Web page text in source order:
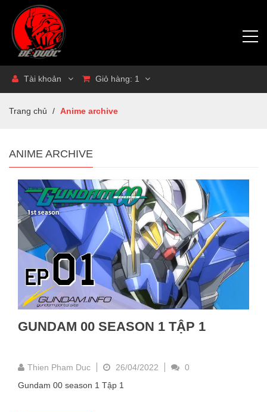
Tài khoản Giỏ hàng: 1
Trang chủ / Anime archive
ANIME ARCHIVE
GUNDAM 00 SEASON 1 TẬP 1
Thien Pham Duc 26/04/2022
0
Gundam 00 season 1 Tập 1